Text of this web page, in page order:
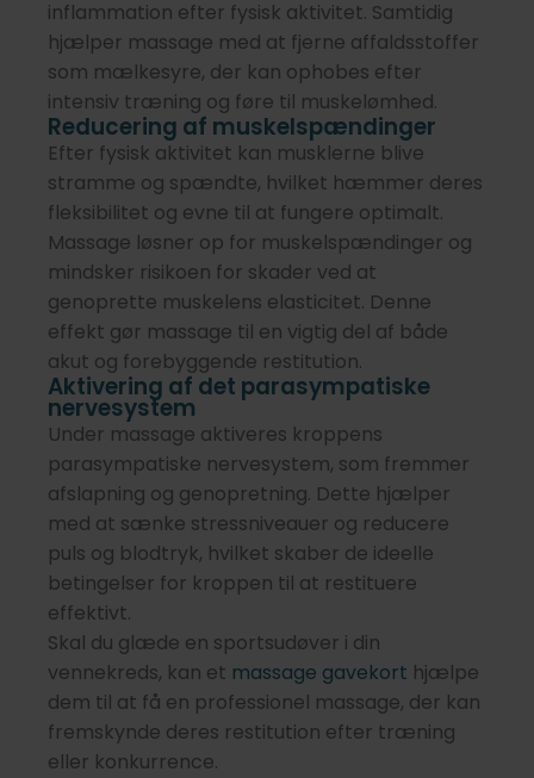
inflammation efter fysisk aktivitet. Samtidig
hjælper massage med at fjerne affaldsstoffer
som mælkesyre, der kan ophobes efter
intensiv træning og føre til muskelømhed.
Reducering af muskelspændinger
Efter fysisk aktivitet kan musklerne blive
stramme og spændte, hvilket hæmmer deres
fleksibilitet og evne til at fungere optimalt.
Massage løsner op for muskelspændinger og
mindsker risikoen for skader ved at
genoprette muskelens elasticitet. Denne
effekt gør massage til en vigtig del af både
akut og forebyggende restitution.
Aktivering af det parasympatiske
nervesystem
Under massage aktiveres kroppens
parasympatiske nervesystem, som fremmer
afslapning og genopretning. Dette hjælper
med at sænke stressniveauer og reducere
puls og blodtryk, hvilket skaber de ideelle
betingelser for kroppen til at restituere
effektivt.
Skal du glæde en sportsudøver i din
vennekreds, kan et massage gavekort hjælpe
dem til at få en professionel massage, der kan
fremskynde deres restitution efter træning
eller konkurrence.